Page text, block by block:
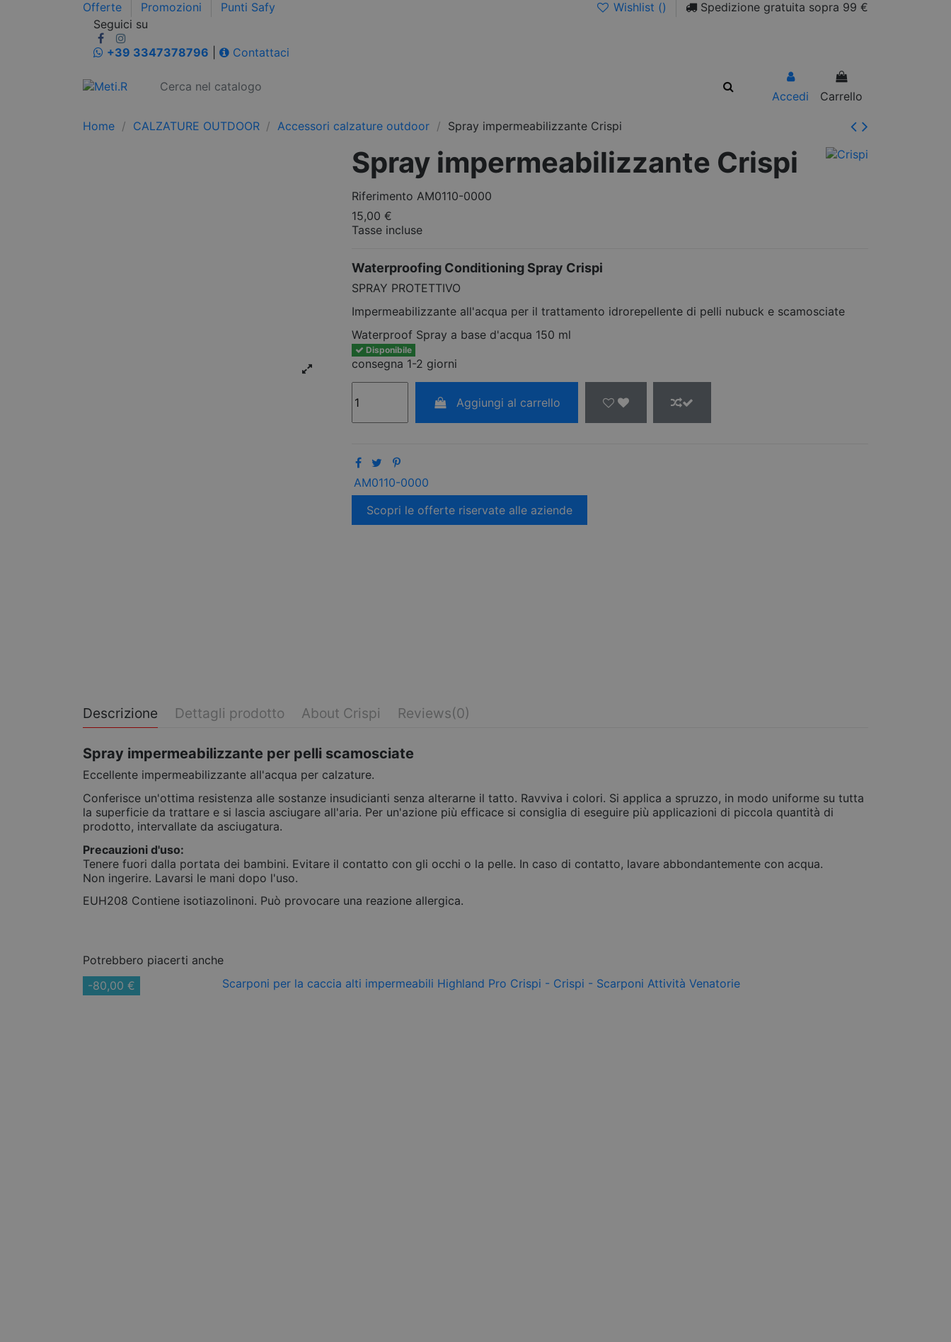
Offerte Promozioni Punti Safy Wishlist ()
Spedizione gratuita sopra 99 €
Seguici su
+39 3347378796
Contattaci
Accedi Carrello
Home CALZATURE OUTDOOR Accessori calzature outdoor Spray impermeabilizzante Crispi
Spray impermeabilizzante Crispi
Riferimento AM0110-0000
15,00 €
Tasse incluse
Waterproofing Conditioning Spray Crispi
SPRAY PROTETTIVO
Impermeabilizzante all'acqua per il trattamento idrorepellente di pelli nubuck e scamosciate
Waterproof Spray a base d'acqua 150 ml
Disponibile
consegna 1-2 giorni
Aggiungi al carrello
AM0110-0000
Scopri le offerte riservate alle aziende
Descrizione Dettagli prodotto About Crispi Reviews(0)
Spray impermeabilizzante per pelli scamosciate
Eccellente impermeabilizzante all'acqua per calzature.
Conferisce un'ottima resistenza alle sostanze insudicianti senza alterarne il tatto. Ravviva i colori. Si applica a spruzzo, in modo uniforme su tutta
la superficie da trattare e si lascia asciugare all'aria. Per un'azione più efficace si consiglia di eseguire più applicazioni di piccola quantità di
prodotto, intervallate da asciugatura.
Precauzioni d'uso:
Tenere fuori dalla portata dei bambini. Evitare il contatto con gli occhi o la pelle. In caso di contatto, lavare abbondantemente con acqua.
Non ingerire. Lavarsi le mani dopo l'uso.
EUH208 Contiene isotiazolinoni. Può provocare una reazione allergica.
Potrebbero piacerti anche
-80,00 €